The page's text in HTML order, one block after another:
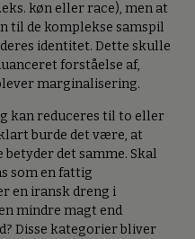
køn eller race), men at
til de komplekse samspil
identitet. Dette skulle
forståelse af,
marginalisering.
kan reduceres til to eller
burde det være, at
det samme. Skal
som en fattig
en iransk dreng i
mindre magt end
Disse kategorier bliver